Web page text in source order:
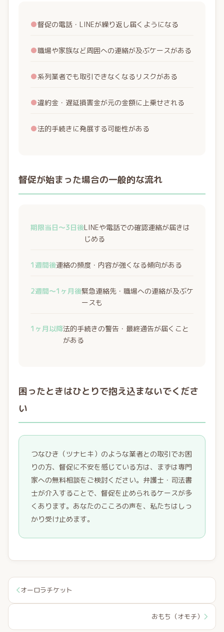
●督促の電話・LINEが繰り返し届くようになる
●職場や家族など周囲への連絡が及ぶケースがある
●系列業者でも取引できなくなるリスクがある
●違約金・遅延損害金が元の金額に上乗せされる
●法的手続きに発展する可能性がある
督促が始まった場合の一般的な流れ
期限当日〜3日後LINEや電話での確認連絡が届きは
じめる
1週間後連絡の頻度・内容が強くなる傾向がある
2週間〜1ヶ月後緊急連絡先・職場への連絡が及ぶケ
ースも
1ヶ月以降法的手続きの警告・最終通告が届くこと
がある
困ったときはひとりで抱え込まないでくださ
い
つなひき（ツナヒキ）のような業者との取引でお困
りの方、督促に不安を感じている方は、まずは専門
家への無料相談をご検討ください。弁護士・司法書
士が介入することで、督促を止められるケースが多
くあります。あなたのこころの声を、私たちはしっ
かり受け止めます。
オーロラチケット
おもち（オモチ）